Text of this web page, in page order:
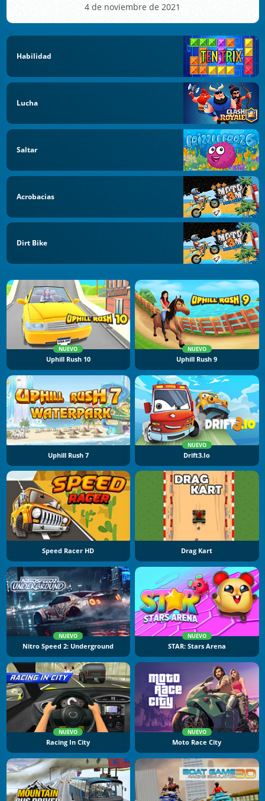
4 de noviembre de 2021
Habilidad
Lucha
Saltar
Acrobacias
Dirt Bike
NUEVO
Uphill Rush 10
NUEVO
Uphill Rush 9
Uphill Rush 7
NUEVO
Drift3.io
Speed Racer HD Drag Kart
NUEVO
Nitro Speed 2: Underground
NUEVO
STAR: Stars Arena
NUEVO
Racing In City
NUEVO
Moto Race City